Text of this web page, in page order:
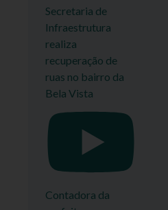
Secretaria de
Infraestrutura
realiza
recuperação de
ruas no bairro da
Bela Vista
Contadora da